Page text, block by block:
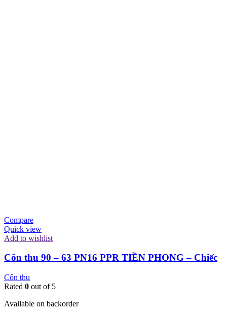
Compare
Quick view
Add to wishlist
Côn thu 90 – 63 PN16 PPR TIỀN PHONG – Chiếc
Côn thu
Rated 0 out of 5
Available on backorder